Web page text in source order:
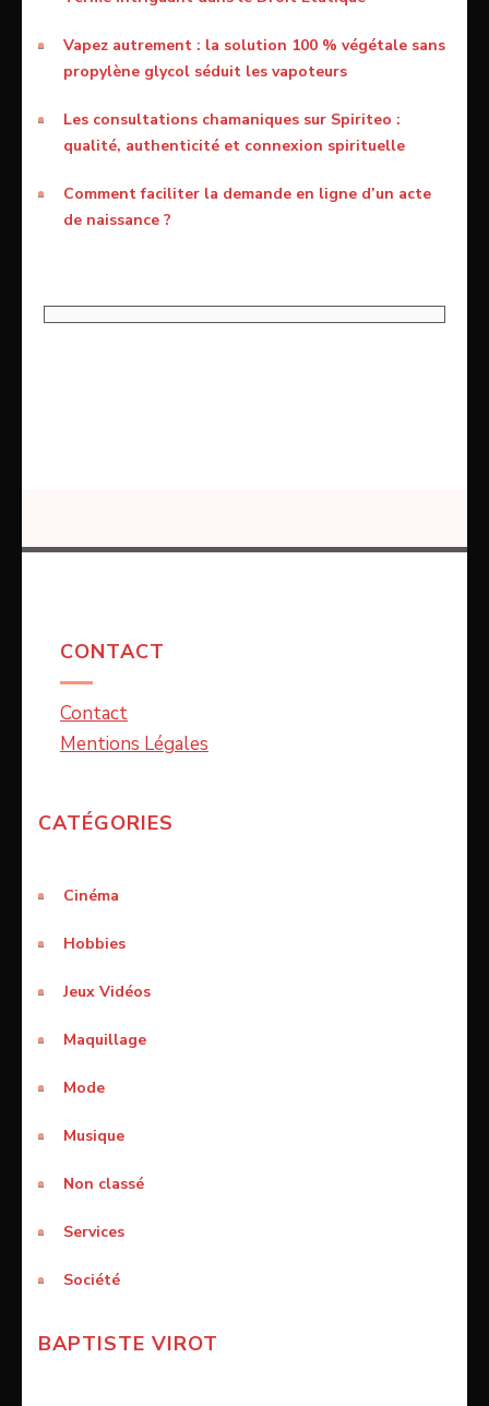
Vapez autrement : la solution 100 % végétale sans
propylène glycol séduit les vapoteurs
Les consultations chamaniques sur Spiriteo :
qualité, authenticité et connexion spirituelle
Comment faciliter la demande en ligne d’un acte
de naissance ?
CONTACT
Contact
Mentions Légales
CATÉGORIES
Cinéma
Hobbies
Jeux Vidéos
Maquillage
Mode
Musique
Non classé
Services
Société
BAPTISTE VIROT